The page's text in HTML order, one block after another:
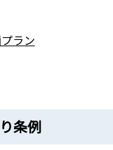
ラン
条例